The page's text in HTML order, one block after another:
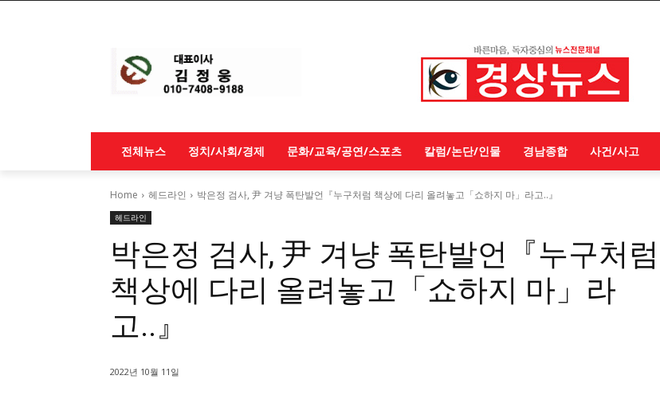
전체뉴스 정치/사회/경제 문화/교육/공연/스포츠 칼럼/논단/인물 경남종합 사건/사고
Home 헤드라인 박은정 검사, 尹 겨냥 폭탄발언『누구처럼 책상에 다리 올려놓고「쇼하지 마」라고..』
헤드라인
박은정 검사, 尹 겨냥 폭탄발언『누구처럼
책상에 다리 올려놓고「쇼하지 마」라
고..』
2022년 10월 11일